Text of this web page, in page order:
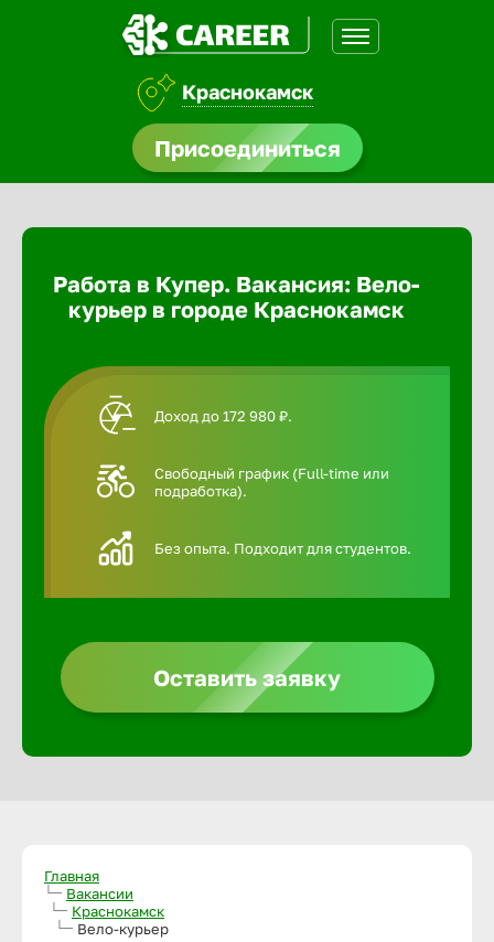
Краснокамск
Присоединиться
Абакан
Анадырь
Работа в Купер. Вакансия: Вело-
курьер в городе Краснокамск
Доход до 172 980 ₽.
Свободный график (Full-time или
подработка).
Без опыта. Подходит для студентов.
Оставить заявку
Главная
Вакансии
Краснокамск
Вело-курьер